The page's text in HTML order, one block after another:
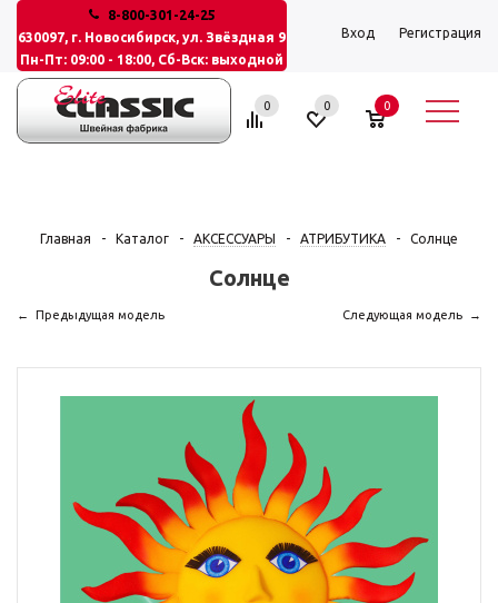
8-800-301-24-25
630097, г. Новосибирск, ул. Звёздная 9
Пн-Пт: 09:00 - 18:00, Сб-Вск: выходной
Вход Регистрация
0 0 0
Главная - Каталог - АКСЕССУАРЫ - АТРИБУТИКА - Солнце
Солнце
Предыдущая модель Следующая модель